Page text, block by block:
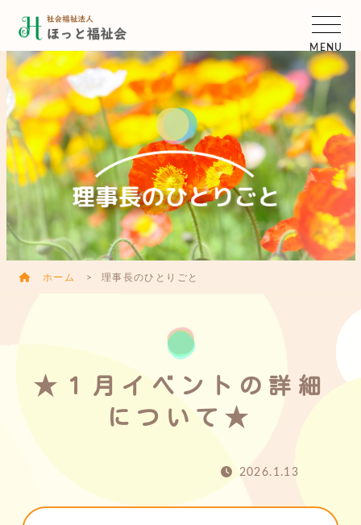
MENU
ホーム 理事長のひとりごと
★１月イベントの詳細
について★
2026.1.13